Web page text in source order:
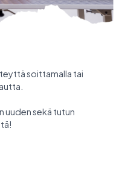
soittamalla tai
uuden sekä tutun